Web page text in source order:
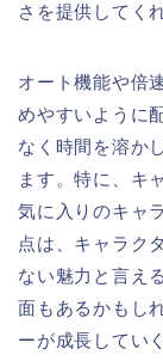
さを提供してく
オート機能や倍
めやすいように
なく時間を溶か
ます。特に、キ
気に入りのキャ
点は、キャラク
ない魅力と言え
面もあるかもし
ーが成長してい